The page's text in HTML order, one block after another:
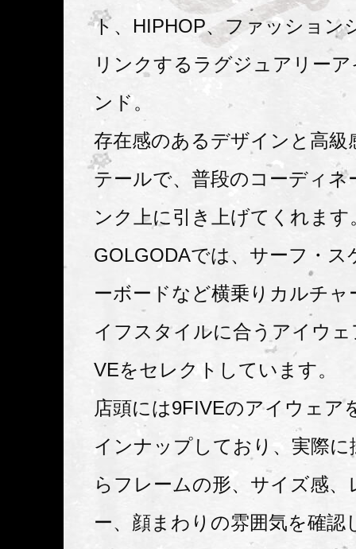
ト、HIPHOP、ファッション
リンクするラグジュアリー
ンド。
存在感のあるデザインと高級
テールで、普段のコーディネ
ンク上に引き上げてくれます
GOLGODAでは、サーフ・ス
ーボードなど横乗りカルチャ
イフスタイルに合うアイウ
VEをセレクトしています。
店頭には9FIVEのアイウェア
インナップしており、実際
らフレームの形、サイズ感
ー、顔まわりの雰囲気を確認